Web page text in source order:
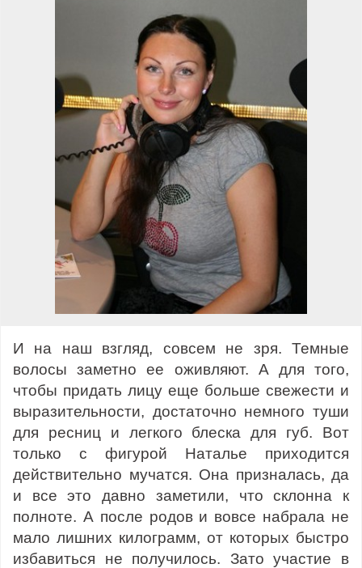
И на наш взгляд, совсем не зря. Темные
волосы заметно ее оживляют. А для того,
чтобы придать лицу еще больше свежести и
выразительности, достаточно немного туши
для ресниц и легкого блеска для губ. Вот
только с фигурой Наталье приходится
действительно мучатся. Она призналась, да
и все это давно заметили, что склонна к
полноте. А после родов и вовсе набрала не
мало лишних килограмм, от которых быстро
избавиться не получилось. Зато участие в